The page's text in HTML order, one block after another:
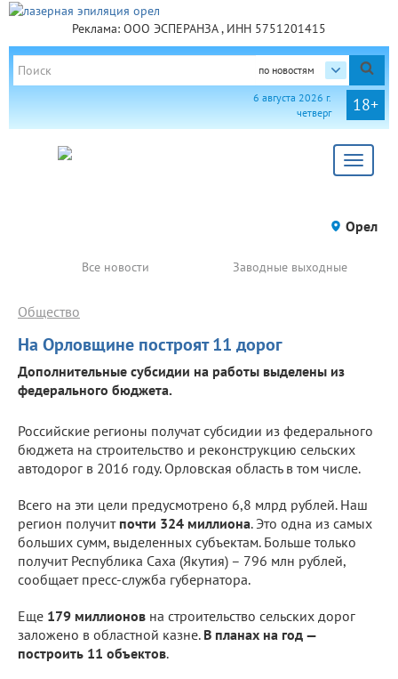
Реклама: ООО ЭСПЕРАНЗА , ИНН 5751201415
по новостям
18+
6 августа 2026 г.
четверг
Toggle
Орел
Все новости Заводные выходные
На Орловщине построят 11 дорог
Общество
Дополнительные субсидии на работы выделены из
федерального бюджета.
Российские регионы получат субсидии из федерального
бюджета на строительство и реконструкцию сельских
автодорог в 2016 году. Орловская область в том числе.
Всего на эти цели предусмотрено 6,8 млрд рублей. Наш
регион получит почти 324 миллиона. Это одна из самых
больших сумм, выделенных субъектам. Больше только
получит Республика Саха (Якутия) – 796 млн рублей,
сообщает пресс-служба губернатора.
Еще 179 миллионов на строительство сельских дорог
заложено в областной казне. В планах на год —
построить 11 объектов.